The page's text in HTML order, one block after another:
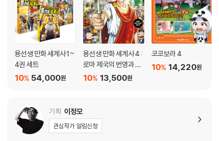
용선생 만화 세계사 1~
4권 세트
54,000원
10%
용선생 만화 세계사 4 :
로마 제국의 번영과 쇠
퇴
13,500원
10%
코코보라 4
14,220원
10%
기획 이정모
관심작가 알림신청